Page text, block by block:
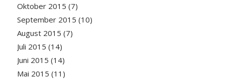
Oktober 2015 (7)
September 2015 (10)
August 2015 (7)
Juli 2015 (14)
Juni 2015 (14)
Mai 2015 (11)